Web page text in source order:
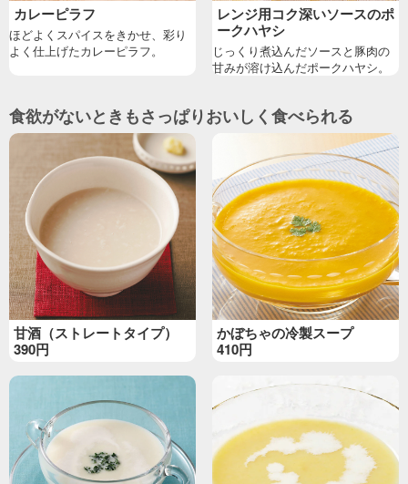
カレーピラフ
ほどよくスパイスをきかせ、彩り
よく仕上げたカレーピラフ。
レンジ用コク深いソースのポ
ークハヤシ
じっくり煮込んだソースと豚肉の
甘みが溶け込んだポークハヤシ。
食欲がないときもさっぱりおいしく食べられる
甘酒（ストレートタイプ）
390円
かぼちゃの冷製スープ
410円